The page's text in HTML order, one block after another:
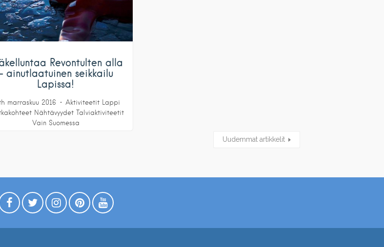
Revontulten alla
ainutlaatuinen seikkailu
Lapissa!
marraskuu 2016 Aktiviteetit
Lappi
Nähtävyydet Talviaktiviteetit
Vain Suomessa
Uudemmat artikkelit